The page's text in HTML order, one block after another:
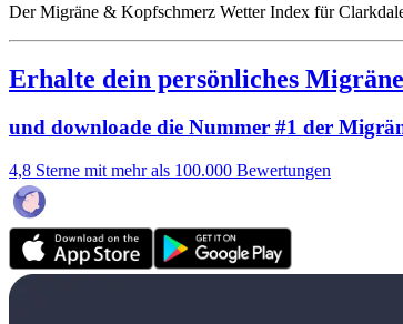
Der Migräne & Kopfschmerz Wetter Index für
Erhalte dein persönliches
und downloade die Nummer #1 der
4,8 Sterne mit mehr als 100.000 Bewertungen